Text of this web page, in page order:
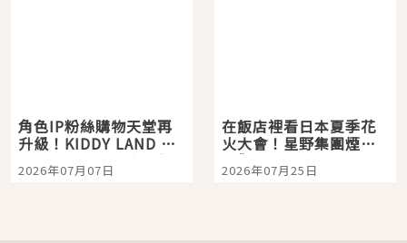
角色IP粉絲購物天堂再
升級！KIDDY LAND 原
宿店吉伊卡哇迎客，新
開幕 OMOKADO 店3分
2026年07月07日
在飯店裡看日本夏季花
火大會！星野集團煙火
景觀飯店6選，讓你不用
人擠人悠閒欣賞
2026年07月25日